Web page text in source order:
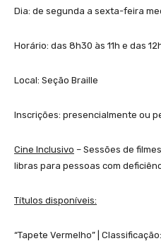
Dia: de segunda a sexta-feira
Horário: das 8h30 às 11h e das
Local: Seção Braille
Inscrições: presencialmente ou
Cine Inclusivo – Sessões de
libras para pessoas com
Títulos disponíveis:
“Tapete Vermelho” |